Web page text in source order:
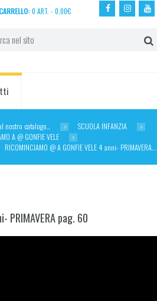
CARRELLO: 0 ART. - 0,00€
nostro catalogo…
SCUOLA INFANZIA
A @ GONFIE VELE
RICOMINCIAMO @ A GONFIE VELE 4 anni- PRIMAVERA...
PRIMAVERA pag. 60